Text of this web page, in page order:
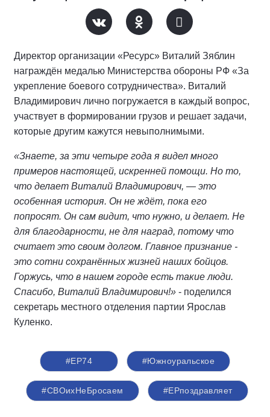
Директор организации «Ресурс» Виталий Зяблин
награждён медалью Министерства обороны РФ «За
укрепление боевого сотрудничества». Виталий
Владимирович лично погружается в каждый вопрос,
участвует в формировании грузов и решает задачи,
которые другим кажутся невыполнимыми.
«Знаете, за эти четыре года я видел много
примеров настоящей, искренней помощи. Но то,
что делает Виталий Владимирович, — это
особенная история. Он не ждёт, пока его
попросят. Он сам видит, что нужно, и делает. Не
для благодарности, не для наград, потому что
считает это своим долгом. Главное признание -
это сотни сохранённых жизней наших бойцов.
Горжусь, что в нашем городе есть такие люди.
Спасибо, Виталий Владимирович!» - поделился
секретарь местного отделения партии Ярослав
Куленко.
#ЕР74 #Южноуральское
#СВОихНеБросаем #ЕРпоздравляет